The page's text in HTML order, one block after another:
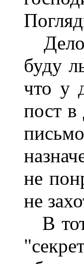
Дело
буду
что у
пост в
не
не
В